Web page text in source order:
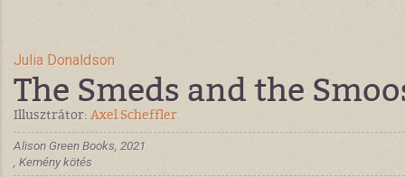
Julia Donaldson
The Smeds and the
Illusztrátor: Axel Scheffler
Alison Green Books, 2021
, Kemény kötés